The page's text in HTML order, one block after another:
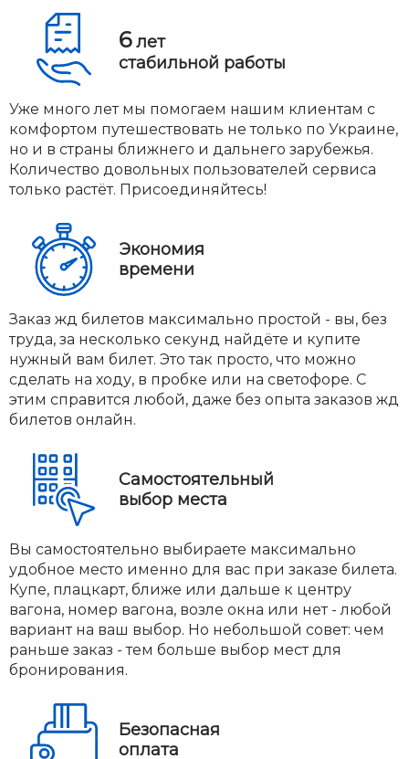
6лет
стабильной работы
Уже много лет мы помогаем нашим клиентам с
комфортом путешествовать не только по Украине,
но и в страны ближнего и дальнего зарубежья.
Количество довольных пользователей сервиса
только растёт. Присоединяйтесь!
Экономия
времени
Заказ жд билетов максимально простой - вы, без
труда, за несколько секунд найдёте и купите
нужный вам билет. Это так просто, что можно
сделать на ходу, в пробке или на светофоре. С
этим справится любой, даже без опыта заказов жд
билетов онлайн.
Самостоятельный
выбор места
Вы самостоятельно выбираете максимально
удобное место именно для вас при заказе билета.
Купе, плацкарт, ближе или дальше к центру
вагона, номер вагона, возле окна или нет - любой
вариант на ваш выбор. Но небольшой совет: чем
раньше заказ - тем больше выбор мест для
бронирования.
Безопасная
оплата